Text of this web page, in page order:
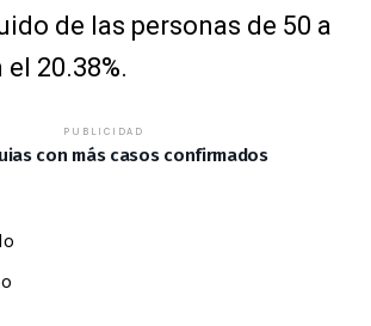
de las personas de 50 a
20.38%.
PUBLICIDAD
con más casos confirmados